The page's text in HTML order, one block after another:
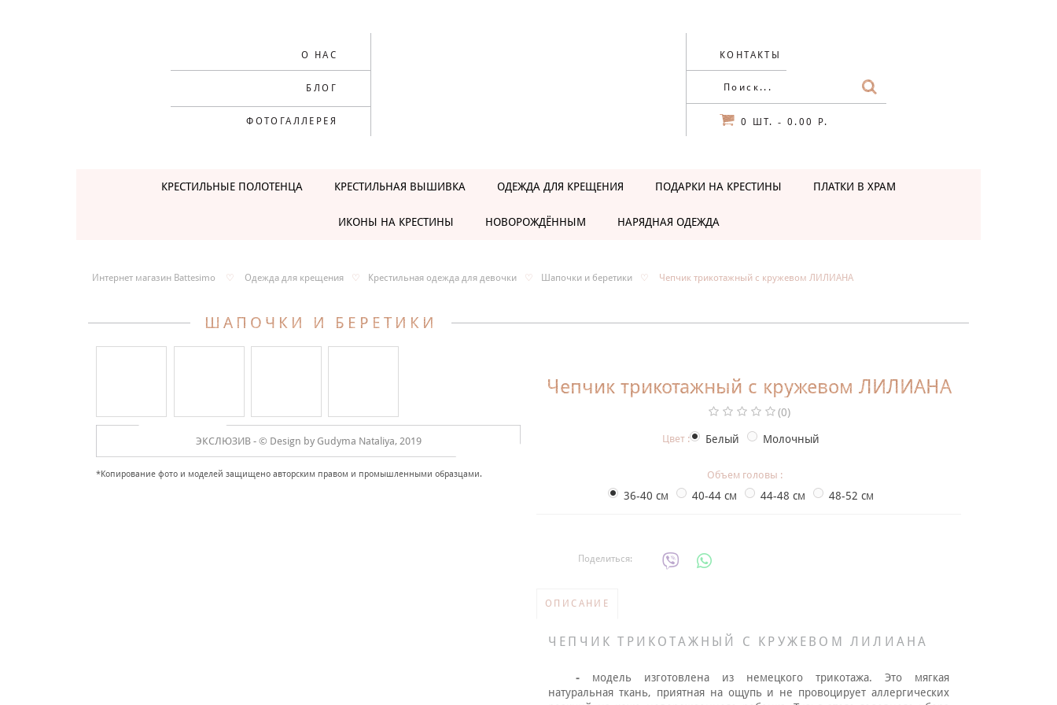
О НАС
БЛОГ
ФОТОГАЛЛЕРЕЯ
КОНТАКТЫ
0 ШТ. - 0.00 Р.
КРЕСТИЛЬНЫЕ ПОЛОТЕНЦА КРЕСТИЛЬНАЯ ВЫШИВКА ОДЕЖДА ДЛЯ КРЕЩЕНИЯ ПОДАРКИ НА КРЕСТИНЫ ПЛАТКИ В ХРАМ
ИКОНЫ НА КРЕСТИНЫ НОВОРОЖДЁННЫМ НАРЯДНАЯ ОДЕЖДА
Интернет магазин Battesimo ♡ Одежда для крещения ♡ Крестильная одежда для девочки ♡ Шапочки и беретики ♡ Чепчик трикотажный с кружевом ЛИЛИАНА
ШАПОЧКИ И БЕРЕТИКИ
ЭКСЛЮЗИВ - © Design by Gudyma Nataliya, 2019
*Копирование фото и моделей защищено авторским правом и промышленными образцами.
Чепчик трикотажный с кружевом ЛИЛИАНА
(0)
Цвет : Белый Молочный
Объем головы :
36-40 см 40-44 см 44-48 см 48-52 см
Поделиться:
ОПИСАНИЕ
ЧЕПЧИК ТРИКОТАЖНЫЙ С КРУЖЕВОМ ЛИЛИАНА
- модель изготовлена из немецкого трикотажа. Это мягкая
натуральная ткань, приятная на ощупь и не провоцирует аллергических